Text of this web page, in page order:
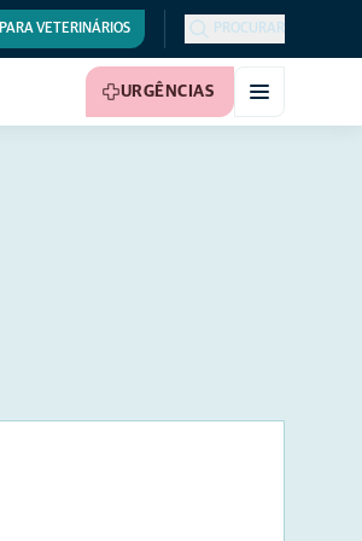
PARA VETERINÁRIOS PROCURAR
URGÊNCIAS